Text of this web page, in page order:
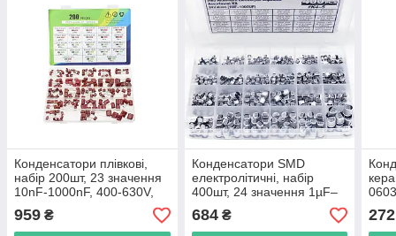
Конденсатори плівкові,
набір 200шт, 23 значення
10nF-1000nF, 400-630V,
CBB, в боксі
959 ₴
Конденсатори SMD
електролітичні, набір
400шт, 24 значення 1µF–
1000µF, 6.3V-50V,
алюмінієві
684₴ 272